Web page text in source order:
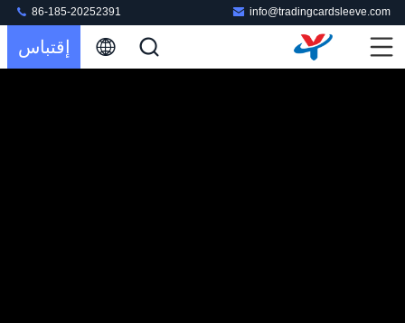
info@tradingcardsleeve.com
86-185-20252391
إقتباس